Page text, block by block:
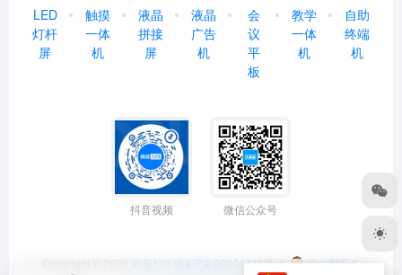
LED
灯杆
屏
触摸
一体
机
液晶
拼接
屏
液晶
广告
机
会
议
平
板
教学
一体
机
自助
终端
机
抖音视频 微信公众号
Copyright © 2026 商显123 渝ICP备20004742号-1
渝公网安备